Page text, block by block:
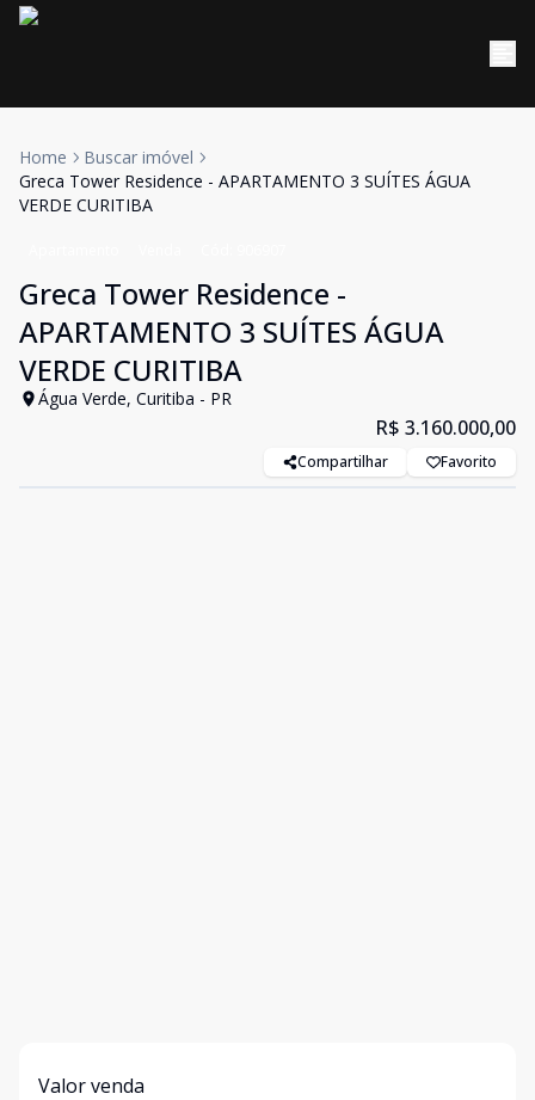
Home
Buscar imóvel
Greca Tower Residence - APARTAMENTO 3 SUÍTES ÁGUA
VERDE CURITIBA
Greca Tower Residence -
APARTAMENTO 3 SUÍTES ÁGUA
VERDE CURITIBA
Água Verde, Curitiba - PR
R$ 3.160.000,00
Compartilhar Favorito
Valor venda